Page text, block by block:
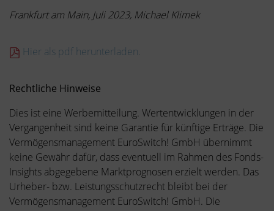
Frankfurt am Main, Juli 2023, Michael Klimek
Hier als pdf herunterladen.
Rechtliche Hinweise
Dies ist eine Werbemitteilung. Wertentwicklungen in der
Vergangenheit sind keine Garantie für künftige Erträge. Die
Vermögensmanagement EuroSwitch! GmbH übernimmt
keine Gewähr dafür, dass eventuell im Rahmen des Fonds-
Insights abgegebene Marktprognosen erzielt werden. Das
Urheber- bzw. Leistungsschutzrecht bleibt bei der
Vermögensmanagement EuroSwitch! GmbH. Die